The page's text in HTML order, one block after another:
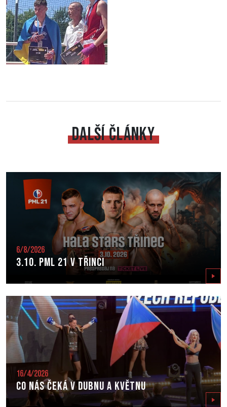
DALŠÍ ČLÁNKY
6/8/2026
3.10. PML 21 v Třinci
16/4/2026
Co nás čeká v dubnu a květnu
Zobrazit